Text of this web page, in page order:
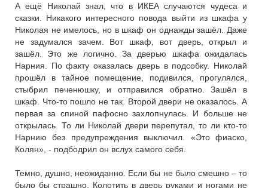
А ещё Николай знал, что в ИКЕА случаются чудеса и
сказки. Никакого интересного повода выйти из шкафа у
Николая не имелось, но в шкаф он однажды зашёл. Даже
не задумался зачем. Вот шкаф, вот дверь, открыл и
зашёл. Это же логично. За дверью шкафа ожидалась
Нарния. По факту оказалась дверь в подсобку. Николай
прошёл в тайное помещение, подивился, прогулялся,
стыбрил печенюшку, и отправился обратно. Зашёл в
шкаф. Что-то пошло не так. Второй двери не оказалось. А
первая за спиной пафосно захлопнулась. И больше не
открылась. То ли Николай двери перепутал, то ли кто-то
Нарнию без предупреждения выключил. «Это фиаско,
Колян», - подбодрил он вслух самого себя.
Темно, душно, неожиданно. Если бы не было смешно – то
было бы страшно. Колотить в дверь руками и ногами не